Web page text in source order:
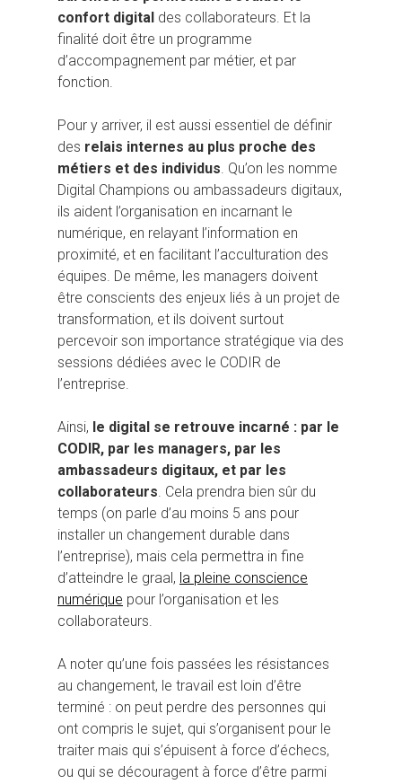
confort digital des collaborateurs. Et la
finalité doit être un programme
d’accompagnement par métier, et par
fonction.
Pour y arriver, il est aussi essentiel de définir
des relais internes au plus proche des
métiers et des individus. Qu’on les nomme
Digital Champions ou ambassadeurs digitaux,
ils aident l’organisation en incarnant le
numérique, en relayant l’information en
proximité, et en facilitant l’acculturation des
équipes. De même, les managers doivent
être conscients des enjeux liés à un projet de
transformation, et ils doivent surtout
percevoir son importance stratégique via des
sessions dédiées avec le CODIR de
l’entreprise.
Ainsi, le digital se retrouve incarné : par le
CODIR, par les managers, par les
ambassadeurs digitaux, et par les
collaborateurs. Cela prendra bien sûr du
temps (on parle d’au moins 5 ans pour
installer un changement durable dans
l’entreprise), mais cela permettra in fine
d’atteindre le graal, la pleine conscience
numérique pour l’organisation et les
collaborateurs.
A noter qu’une fois passées les résistances
au changement, le travail est loin d’être
terminé : on peut perdre des personnes qui
ont compris le sujet, qui s’organisent pour le
traiter mais qui s’épuisent à force d’échecs,
ou qui se découragent à force d’être parmi